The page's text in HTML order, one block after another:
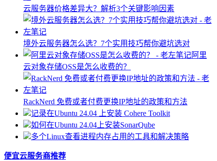
云服务器价格差异大？解析3个关键影响因素
境外云服务器怎么选？7个实用技巧帮你避坑选对
阿里
云对象存储OSS是怎么收费的？
RackNerd 免费或者付费更换IP地址的政策和方法
记录在Ubuntu 24.04 上安装 Cohere Toolkit
如何在Ubuntu 24.04上安装SonarQube
多个Linux查看进程内存占用的工具和解决策略
便宜云服务商推荐